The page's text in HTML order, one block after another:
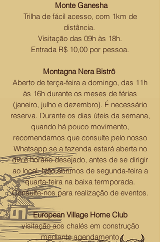
Monte Ganesha
Trilha de fácil acesso, com 1km de
distância.
Visitação das 09h às 18h.
Entrada R$ 10,00 por pessoa.
Montagna Nera Bistrô
Aberto de terça-feira a domingo, das 11h
às 16h durante os meses de férias
(janeiro, julho e dezembro). É necessário
reserva. Durante os dias úteis da semana,
quando há pouco movimento,
recomendamos que consulte pelo nosso
Whatsapp se a fazenda estará aberta no
dia e horário desejado, antes de se dirigir
ao local. Não abrimos de segunda-feira a
quarta-feira na baixa termporada.
Consulte-nos para realização de eventos.
European Village Home Club
visitação aos chalés em construção
mediante agendamento